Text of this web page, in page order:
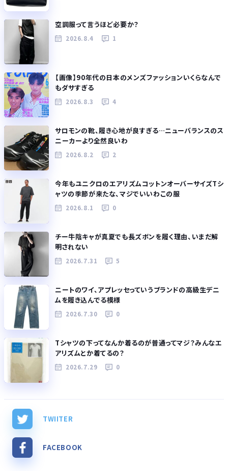
空調服って言うほど必要か？
2026.8.4 1
【画像】90年代の日本のメンズファッションいくらなんで
もダサすぎる
2026.8.3 4
サロモンの靴、履き心地が良すぎる…ニューバランスのス
ニーカーより全然良いわ
2026.8.2 2
今年もユニクロのエアリズムコットンオーバーサイズTシ
ャツの季節が来たな、マジでいいわこの服
2026.8.1 0
チー牛陰キャが真夏でも長ズボンを履く理由、いまだ解
明されない
2026.7.31 5
ニートのワイ、アプレッセっていうブランドの高級生デニ
ムを履き込んでる模様
2026.7.30 0
Tシャツの下ってなんか着るのが普通ってマジ？みんなエ
アリズムとか着てるの？
2026.7.29 0
TWIITER
FACEBOOK